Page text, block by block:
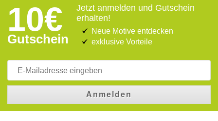
10€
Gutschein
Jetzt anmelden und Gutschein
erhalten!
Neue Motive entdecken
exklusive Vorteile
Anmelden